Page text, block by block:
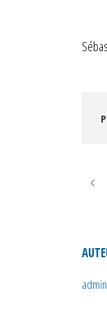
admin